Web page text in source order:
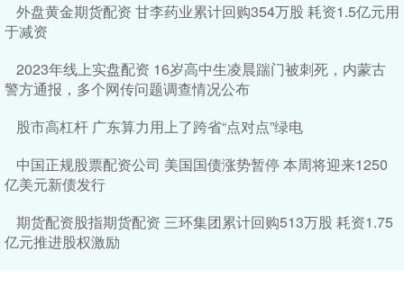
外盘黄金期货配资 甘李药业累计回购354万股 耗资1.5亿元用
于减资
2023年线上实盘配资 16岁高中生凌晨踹门被刺死，内蒙古
警方通报，多个网传问题调查情况公布
股市高杠杆 广东算力用上了跨省“点对点”绿电
中国正规股票配资公司 美国国债涨势暂停 本周将迎来1250
亿美元新债发行
期货配资股指期货配资 三环集团累计回购513万股 耗资1.75
亿元推进股权激励